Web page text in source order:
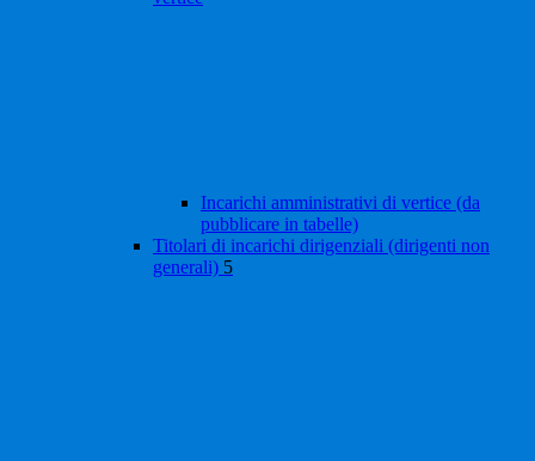
Incarichi amministrativi di vertice (da
pubblicare in tabelle)
Titolari di incarichi dirigenziali (dirigenti non
generali) 5